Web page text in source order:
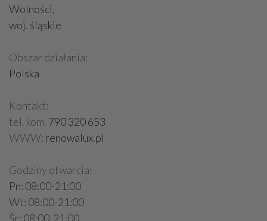
Wolności,
woj. śląskie
Obszar działania:
Polska
Kontakt:
tel. kom. 790 320 653
WWW: renowalux.pl
Godziny otwarcia:
Pn: 08:00-21:00
Wt: 08:00-21:00
Śr: 08:00-21:00